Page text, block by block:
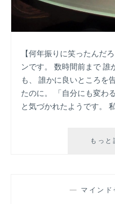
【何年振りに笑ったんだ
ンです。 数時間前まで 誰
も、 誰かに良いところを
たのに。 「自分にも変わ
と気づかれたようです。
もっと
— マインド